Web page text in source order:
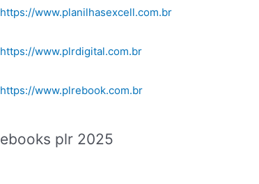
https://www.planilhasexcell.com.br
https://www.plrdigital.com.br
https://www.plrebook.com.br
ebooks plr 2025